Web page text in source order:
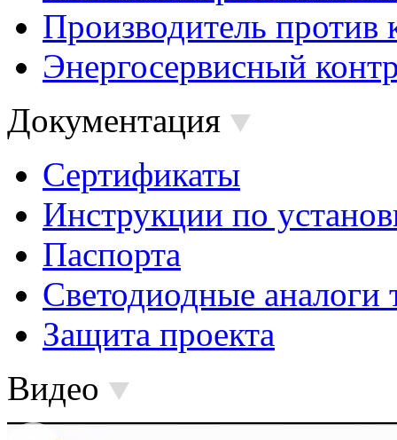
Производитель против
Энергосервисный
Документация
Сертификаты
Инструкции по
Паспорта
Светодиодные аналоги
Защита проекта
Видео